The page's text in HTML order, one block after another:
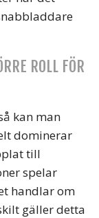
ROLL FÖR
kan man
dominerar
till
spelar
handlar om
gäller detta